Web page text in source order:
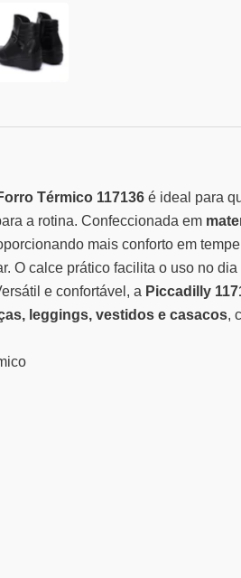
Térmico 117136 é ideal para
a rotina. Confeccionada em
mais conforto em
O calce prático facilita o uso no dia
e confortável, a Piccadilly
leggings, vestidos e casacos,